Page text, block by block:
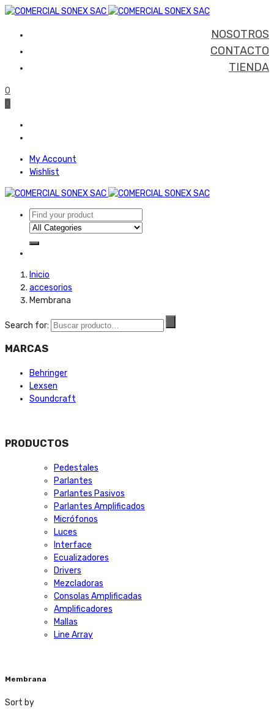
NOSOTROS
CONTACTO
TIENDA
0
0
My Account
Wishlist
Inicio
accesorios
Membrana
Search for:
MARCAS
Behringer
Lexsen
Soundcraft
PRODUCTOS
Pedestales
Parlantes
Parlantes Pasivos
Parlantes Amplificados
Micrófonos
Luces
Interface
Ecualizadores
Drivers
Mezcladoras
Consolas Amplificadas
Amplificadores
Mallas
Line Array
Membrana
Sort by